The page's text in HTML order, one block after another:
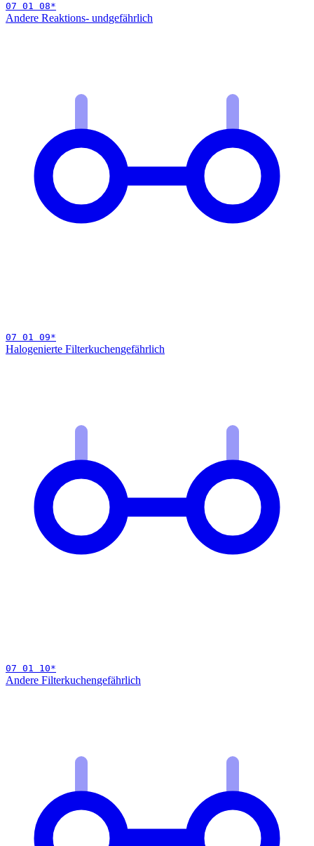
07 01 08*
Andere Reaktions- undgefährlich
07 01 09*
Halogenierte Filterkuchengefährlich
07 01 10*
Andere Filterkuchengefährlich